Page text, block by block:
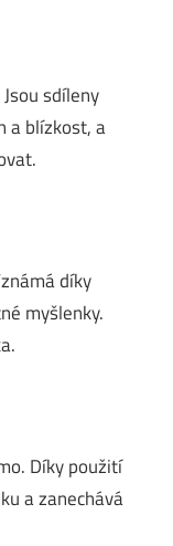
sdíleny
a blízkost, a
díky
myšlenky.
Díky použití
a zanechává